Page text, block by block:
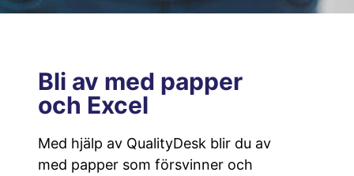
Bli av med papper
och Excel
Med hjälp av QualityDesk blir du av
med papper som försvinner och